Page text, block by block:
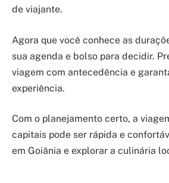
de viajante.
Agora que você conhece as
sua agenda e bolso para decidir.
viagem com antecedência e
experiência.
Com o planejamento certo, a
capitais pode ser rápida e
em Goiânia e explorar a culinária